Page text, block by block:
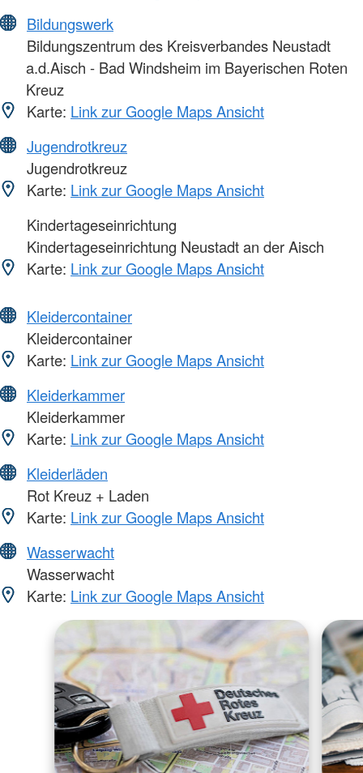
Bildungswerk
Bildungszentrum des Kreisverbandes Neustadt
a.d.Aisch - Bad Windsheim im Bayerischen Roten
Kreuz
Karte: Link zur Google Maps Ansicht
Jugendrotkreuz
Jugendrotkreuz
Karte: Link zur Google Maps Ansicht
Kindertageseinrichtung
Kindertageseinrichtung Neustadt an der Aisch
Karte: Link zur Google Maps Ansicht
Kleidercontainer
Kleidercontainer
Karte: Link zur Google Maps Ansicht
Kleiderkammer
Kleiderkammer
Karte: Link zur Google Maps Ansicht
Kleiderläden
Rot Kreuz + Laden
Karte: Link zur Google Maps Ansicht
Wasserwacht
Wasserwacht
Karte: Link zur Google Maps Ansicht